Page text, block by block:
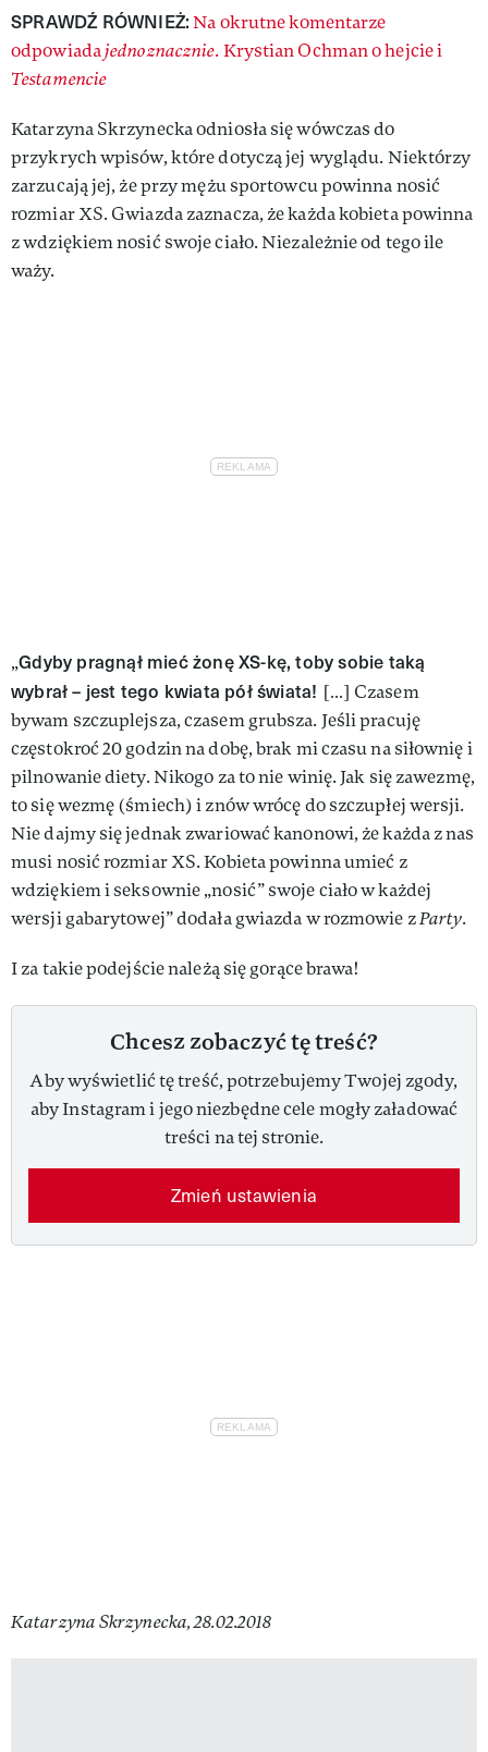
SPRAWDŹ RÓWNIEŻ: Na okrutne komentarze
odpowiadajednoznacznie. Krystian Ochman o hejcie i
Testamencie
Katarzyna Skrzynecka odniosła się wówczas do
przykrych wpisów, które dotyczą jej wyglądu. Niektórzy
zarzucają jej, że przy mężu sportowcu powinna nosić
rozmiar XS. Gwiazda zaznacza, że każda kobieta powinna
z wdziękiem nosić swoje ciało. Niezależnie od tego ile
waży.
„Gdyby pragnął mieć żonę XS-kę, toby sobie taką
wybrał – jest tego kwiata pół świata! […] Czasem
bywam szczuplejsza, czasem grubsza. Jeśli pracuję
częstokroć 20 godzin na dobę, brak mi czasu na siłownię i
pilnowanie diety. Nikogo za to nie winię. Jak się zawezmę,
to się wezmę (śmiech) i znów wrócę do szczupłej wersji.
Nie dajmy się jednak zwariować kanonowi, że każda z nas
musi nosić rozmiar XS. Kobieta powinna umieć z
wdziękiem i seksownie „nosić” swoje ciało w każdej
wersji gabarytowej” dodała gwiazda w rozmowie zParty.
I za takie podejście należą się gorące brawa!
Chcesz zobaczyć tę treść?
Aby wyświetlić tę treść, potrzebujemy Twojej zgody,
aby Instagram i jego niezbędne cele mogły załadować
treści na tej stronie.
Zmień ustawienia
Katarzyna Skrzynecka, 28.02.2018